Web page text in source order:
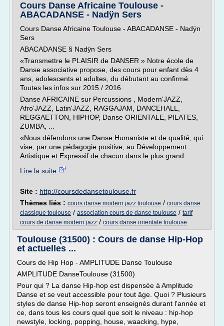
Cours Danse Africaine Toulouse -
ABACADANSE - Nadÿn Sers
Cours Danse Africaine Toulouse - ABACADANSE - Nadÿn
Sers
ABACADANSE § Nadÿn Sers
«Transmettre le PLAISIR de DANSER » Notre école de
Danse associative propose, des cours pour enfant dès 4
ans, adolescents et adultes, du débutant au confirmé.
Toutes les infos sur 2015 / 2016.
Danse AFRICAINE sur Percussions , Modern'JAZZ,
Afro'JAZZ, Latin'JAZZ, RAGGAJAM, DANCEHALL,
REGGAETTON, HIPHOP, Danse ORIENTALE, PILATES,
ZUMBA, ...
«Nous défendons une Danse Humaniste et de qualité, qui
vise, par une pédagogie positive, au Développement
Artistique et Expressif de chacun dans le plus grand...
Lire la suite
Site : http://coursdedansetoulouse.fr
Thèmes liés : cours danse modern jazz toulouse / cours danse
classique toulouse / association cours de danse toulouse / tarif
cours de danse modern jazz / cours danse orientale toulouse
Toulouse (31500) : Cours de danse Hip-Hop
et actuelles ...
Cours de Hip Hop - AMPLITUDE Danse Toulouse
AMPLITUDE DanseToulouse (31500)
Pour qui ? La danse Hip-hop est dispensée à Amplitude
Danse et se veut accessible pour tout âge. Quoi ? Plusieurs
styles de danse Hip-hop seront enseignés durant l'année et
ce, dans tous les cours quel que soit le niveau : hip-hop
newstyle, locking, popping, house, waacking, hype,